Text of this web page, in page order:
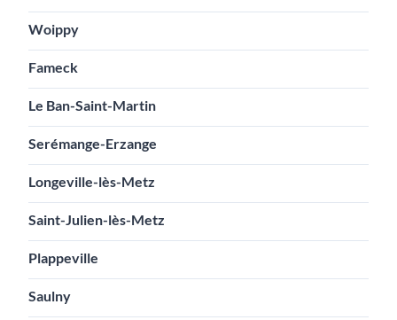
Woippy
Fameck
Le Ban-Saint-Martin
Serémange-Erzange
Longeville-lès-Metz
Saint-Julien-lès-Metz
Plappeville
Saulny